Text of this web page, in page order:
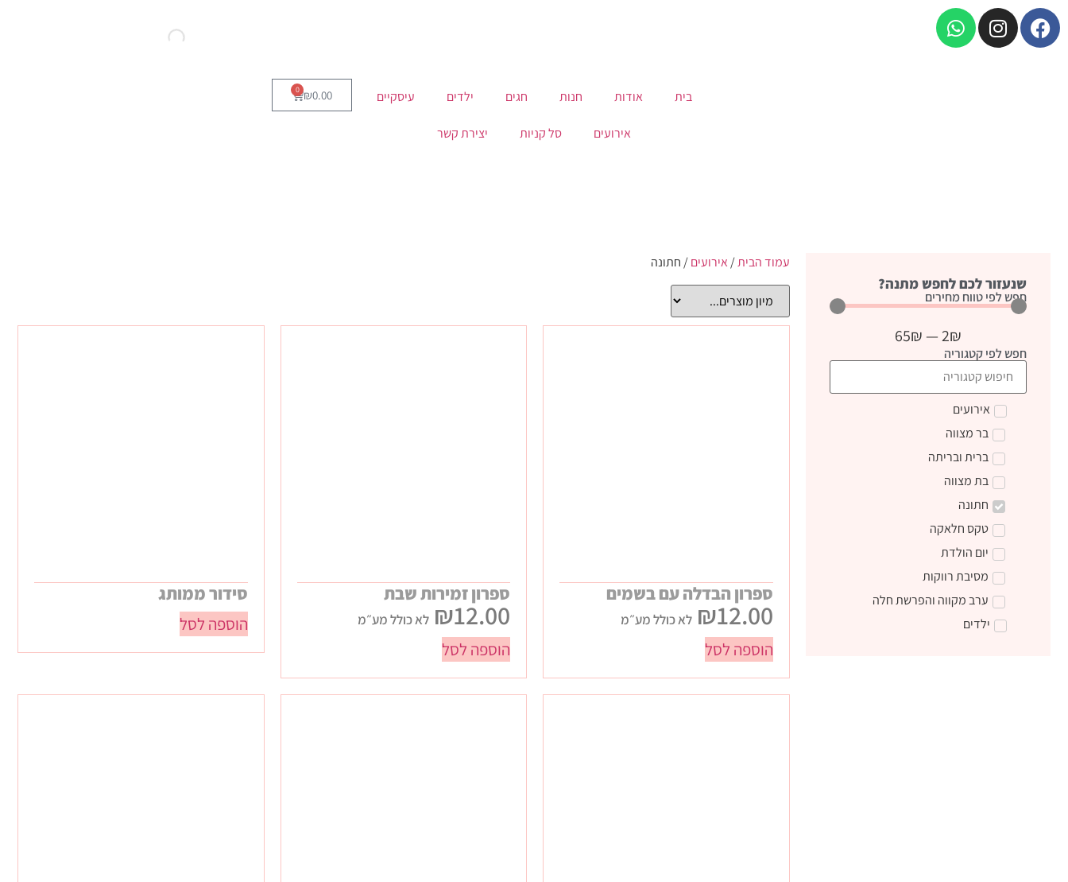
בית אודות חנות חגים ילדים עיסקיים
אירועים סל קניות יצירת קשר
₪0.00
0
שנעזור לכם לחפש מתנה?
חפש לפי טווח מחירים
2₪
—
65₪
חפש לפי קטגוריה
אירועים
בר מצווה
ברית ובריתה
בת מצווה
חתונה
טקס חלאקה
יום הולדת
מסיבת רווקות
ערב מקווה והפרשת חלה
ילדים
עמוד הבית/אירועים/ חתונה
ספרון הבדלה עם בשמים
₪12.00 לא כולל מע״מ
הוספה לסל
ספרון זמירות שבת
₪12.00 לא כולל מע״מ
הוספה לסל
סידור ממותג
הוספה לסל